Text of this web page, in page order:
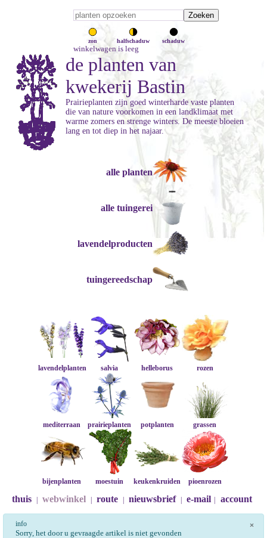
zon halfschaduw schaduw
winkelwagen is leeg
de planten van
kwekerij Bastin
Prairieplanten zijn goed winterharde vaste planten
die van nature voorkomen in een landklimaat met
warme zomers en strenge winters. De meeste bloeien
lang en tot diep in het najaar.
alle planten
alle tuingerei
lavendelproducten
tuingereedschap
lavendelplanten salvia helleborus rozen
mediterraan prairieplanten potplanten grassen
bijenplanten moestuin keukenkruiden pioenrozen
thuis webwinkel route nieuwsbrief e-mail account
×
info
Sorry, het door u gevraagde artikel is niet gevonden